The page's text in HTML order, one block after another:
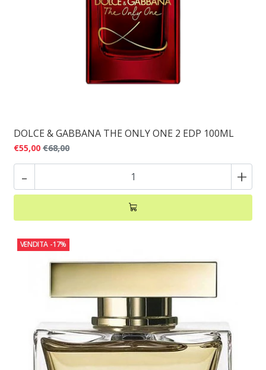
DOLCE & GABBANA THE ONLY ONE 2 EDP 100ML
€55,00 €68,00
- +
VENDITA -17%